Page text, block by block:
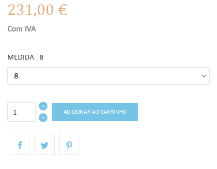
231,00 €
Com IVA
MEDIDA : 8
ADICIONAR AO CARRINHO